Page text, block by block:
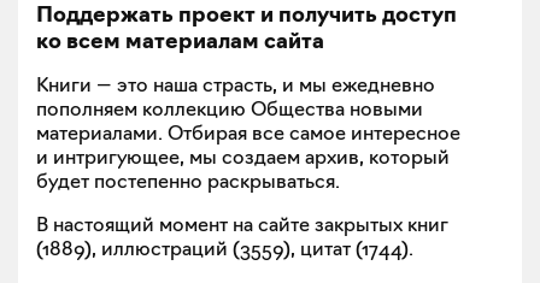
Поддержать проект и получить доступ
ко всем материалам сайта
Книги — это наша страсть, и мы ежедневно
пополняем коллекцию Общества новыми
материалами. Отбирая все самое интересное
и интригующее, мы создаем архив, который
будет постепенно раскрываться.
В настоящий момент на сайте закрытых книг
(1889), иллюстраций (3559), цитат (1744).